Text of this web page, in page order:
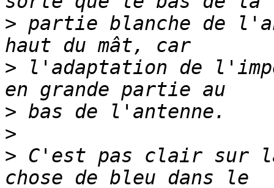
> partie blanche de
> l'adaptation de
>
>
> C'est pas clair sur